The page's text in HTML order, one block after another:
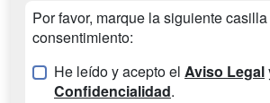
Por favor, marque la siguiente
consentimiento:
He leído y acepto el Aviso Legal
Confidencialidad.